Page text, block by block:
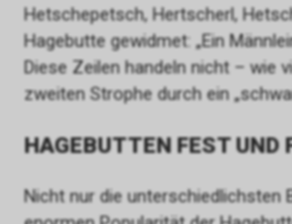
Hetschepetsch, Hertscherl,
Hagebutte gewidmet: „Ein
Diese Zeilen handeln nicht – wie
zweiten Strophe durch ein
HAGEBUTTEN FEST UND
Nicht nur die unterschiedlichsten